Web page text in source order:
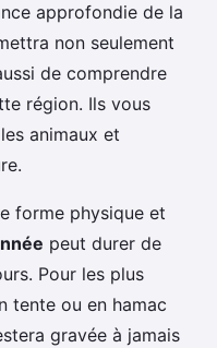
approfondie de la
non seulement
de comprendre
région. Ils vous
animaux et
forme physique et
peut durer de
Pour les plus
tente ou en hamac
gravée à jamais